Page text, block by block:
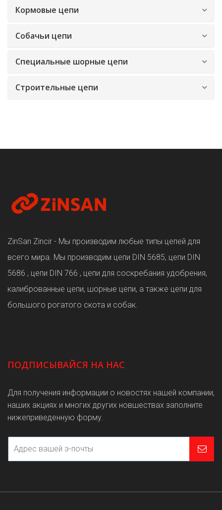
Кормовые цепи
Собачьи цепи
Специальные шорные цепи
Строительные цепи
ZinSan Zincir - Мы производим любые типы цепей для
всего мира. Мы производим цепи DIN 5685, цепи DIN
5686 , цепи DIN 766 , цепи для соскребания удобрения,
калиброванные цепи, шорные цепи, а также цепи для
большого рогатого скота и собак.
ПОДПИСЫВАЙСЯ НА НАС
Для получения информации о новостях нашей компании,
наших акциях и многих других новшествах заполните
нижеприведенную форму.